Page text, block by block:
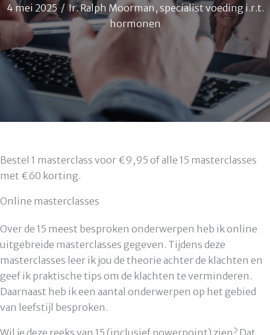
4 mei 2025 / Ir. Ralph Moorman, specialist voeding i.r.t.
hormonen
Bestel 1 masterclass voor €9,95 of alle 15 masterclasses
met €60 korting.
Online masterclasses
Over de 15 meest besproken onderwerpen heb ik online
uitgebreide masterclasses gegeven. Tijdens deze
masterclasses leer ik jou de theorie achter de klachten en
geef ik praktische tips om de klachten te verminderen.
Daarnaast heb ik een aantal onderwerpen op het gebied
van leefstijl besproken.